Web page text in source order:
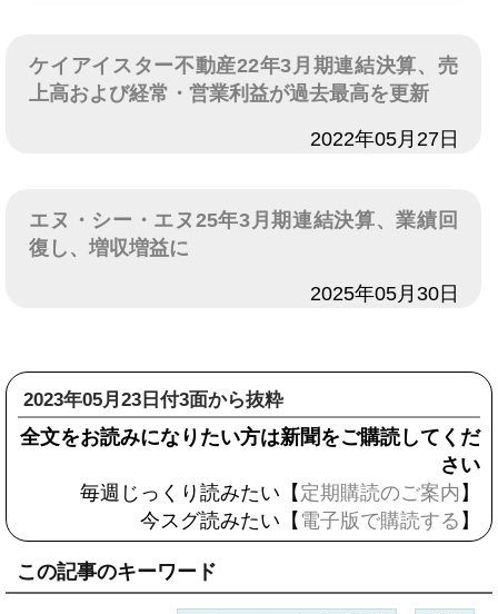
ケイアイスター不動産22年3月期連結決算、売
上高および経常・営業利益が過去最高を更新
2022年05月27日
エヌ・シー・エヌ25年3月期連結決算、業績回
復し、増収増益に
2025年05月30日
2023年05月23日付3面から抜粋
全文をお読みになりたい方は新聞をご購読してくだ
さい
毎週じっくり読みたい【 定期購読のご案内 】
今スグ読みたい【 電子版で購読する 】
この記事のキーワード